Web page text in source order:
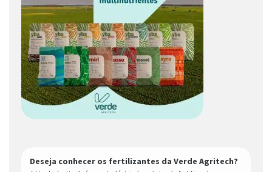
Deseja conhecer os fertilizantes da Verde Agritech?